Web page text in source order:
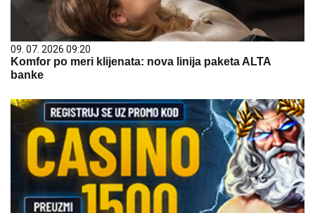
09. 07. 2026 09:20
Komfor po meri klijenata: nova linija paketa ALTA
banke